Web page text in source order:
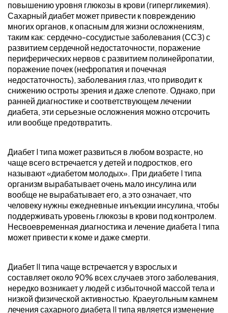
повышению уровня глюкозы в крови (гипергликемия).
Сахарный диабет может привести к повреждению
многих органов, к опасным для жизни осложнениям,
таким как: сердечно-сосудистые заболевания (ССЗ) с
развитием сердечной недостаточности, поражение
периферических нервов с развитием полинейропатии,
поражение почек (нефропатия и почечная
недостаточность), заболевания глаз, что приводит к
снижению остроты зрения и даже слепоте. Однако, при
ранней диагностике и соответствующем лечении
диабета, эти серьезные осложнения можно отсрочить
или вообще предотвратить.
Диабет I типа может развиться в любом возрасте, но
чаще всего встречается у детей и подростков, его
называют «диабетом молодых». При диабете I типа
организм вырабатывает очень мало инсулина или
вообще не вырабатывает его, а это означает, что
человеку нужны ежедневные инъекции инсулина, чтобы
поддерживать уровень глюкозы в крови под контролем.
Несвоевременная диагностика и лечение диабета I типа
может привести к коме и даже смерти.
Диабет II типа чаще встречается у взрослых и
составляет около 90% всех случаев этого заболевания,
нередко возникает у людей с избыточной массой тела и
низкой физической активностью. Краеугольным камнем
лечения сахарного диабета II типа является изменение